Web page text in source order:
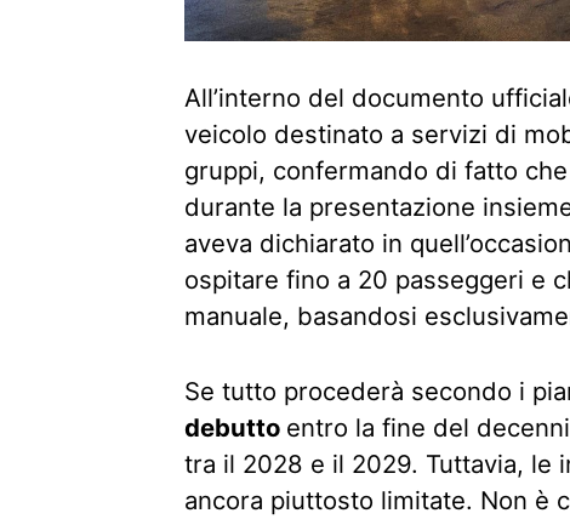
All’interno del documento
veicolo destinato a servizi di
gruppi, confermando di fatto
durante la presentazione
aveva dichiarato in
ospitare fino a 20 passeggeri e
manuale, basandosi
Se tutto procederà secondo i
debutto entro la fine del
tra il 2028 e il 2029. Tuttavia, le
ancora piuttosto limitate. Non è